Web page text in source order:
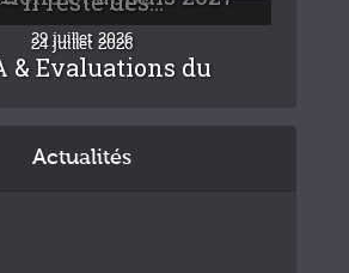
29 juillet 2026
24 juillet 2026
& Evaluations du
22 juillet 2026
Actualités